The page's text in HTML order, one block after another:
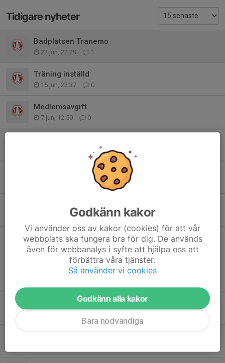
Tidigare nyheter
Badplatsen Tranemo
22 jun, 22:29 1
Träning inställd
15 jun, 22:37 0
Medlemsavgift
7 jun, 12:50 0
0
Vilken Fredag kväll på planen
5
13 maj, 21:16 0
Tranemo IF-Länghems IF 7/5
7 maj, 21:31 2
Kioskschema för vårens matcher
Ändrad tid för träningar
Godkänn kakor
Vi använder oss av kakor (cookies) för att vår
webbplats ska fungera bra för dig. De används
även för webbanalys i syfte att hjälpa oss att
förbättra våra tjänster.
Så använder vi cookies
Godkänn alla kakor
Bara nödvändiga